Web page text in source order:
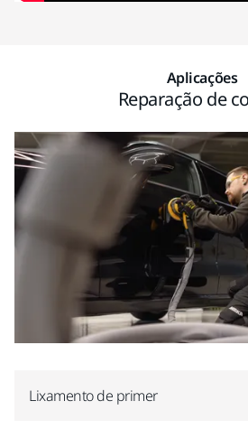
Aplicações
Reparação de
Lixamento de primer